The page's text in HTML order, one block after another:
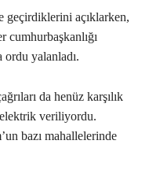
geçirdiklerini açıklarken,
yalanladı.
da henüz karşılık
elektrik veriliyordu.
bazı mahallelerinde